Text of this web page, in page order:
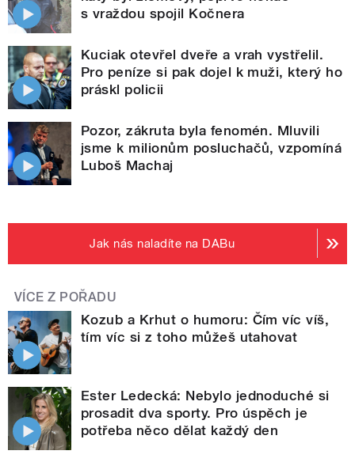
s vraždou spojil Kočnera
Kuciak otevřel dveře a vrah vystřelil.
Pro peníze si pak dojel k muži, který ho
práskl policii
Pozor, zákruta byla fenomén. Mluvili
jsme k milionům posluchačů, vzpomíná
Luboš Machaj
Jak nás naladíte na DABu
VÍCE Z POŘADU
Kozub a Krhut o humoru: Čím víc víš,
tím víc si z toho můžeš utahovat
Ester Ledecká: Nebylo jednoduché si
prosadit dva sporty. Pro úspěch je
potřeba něco dělat každý den